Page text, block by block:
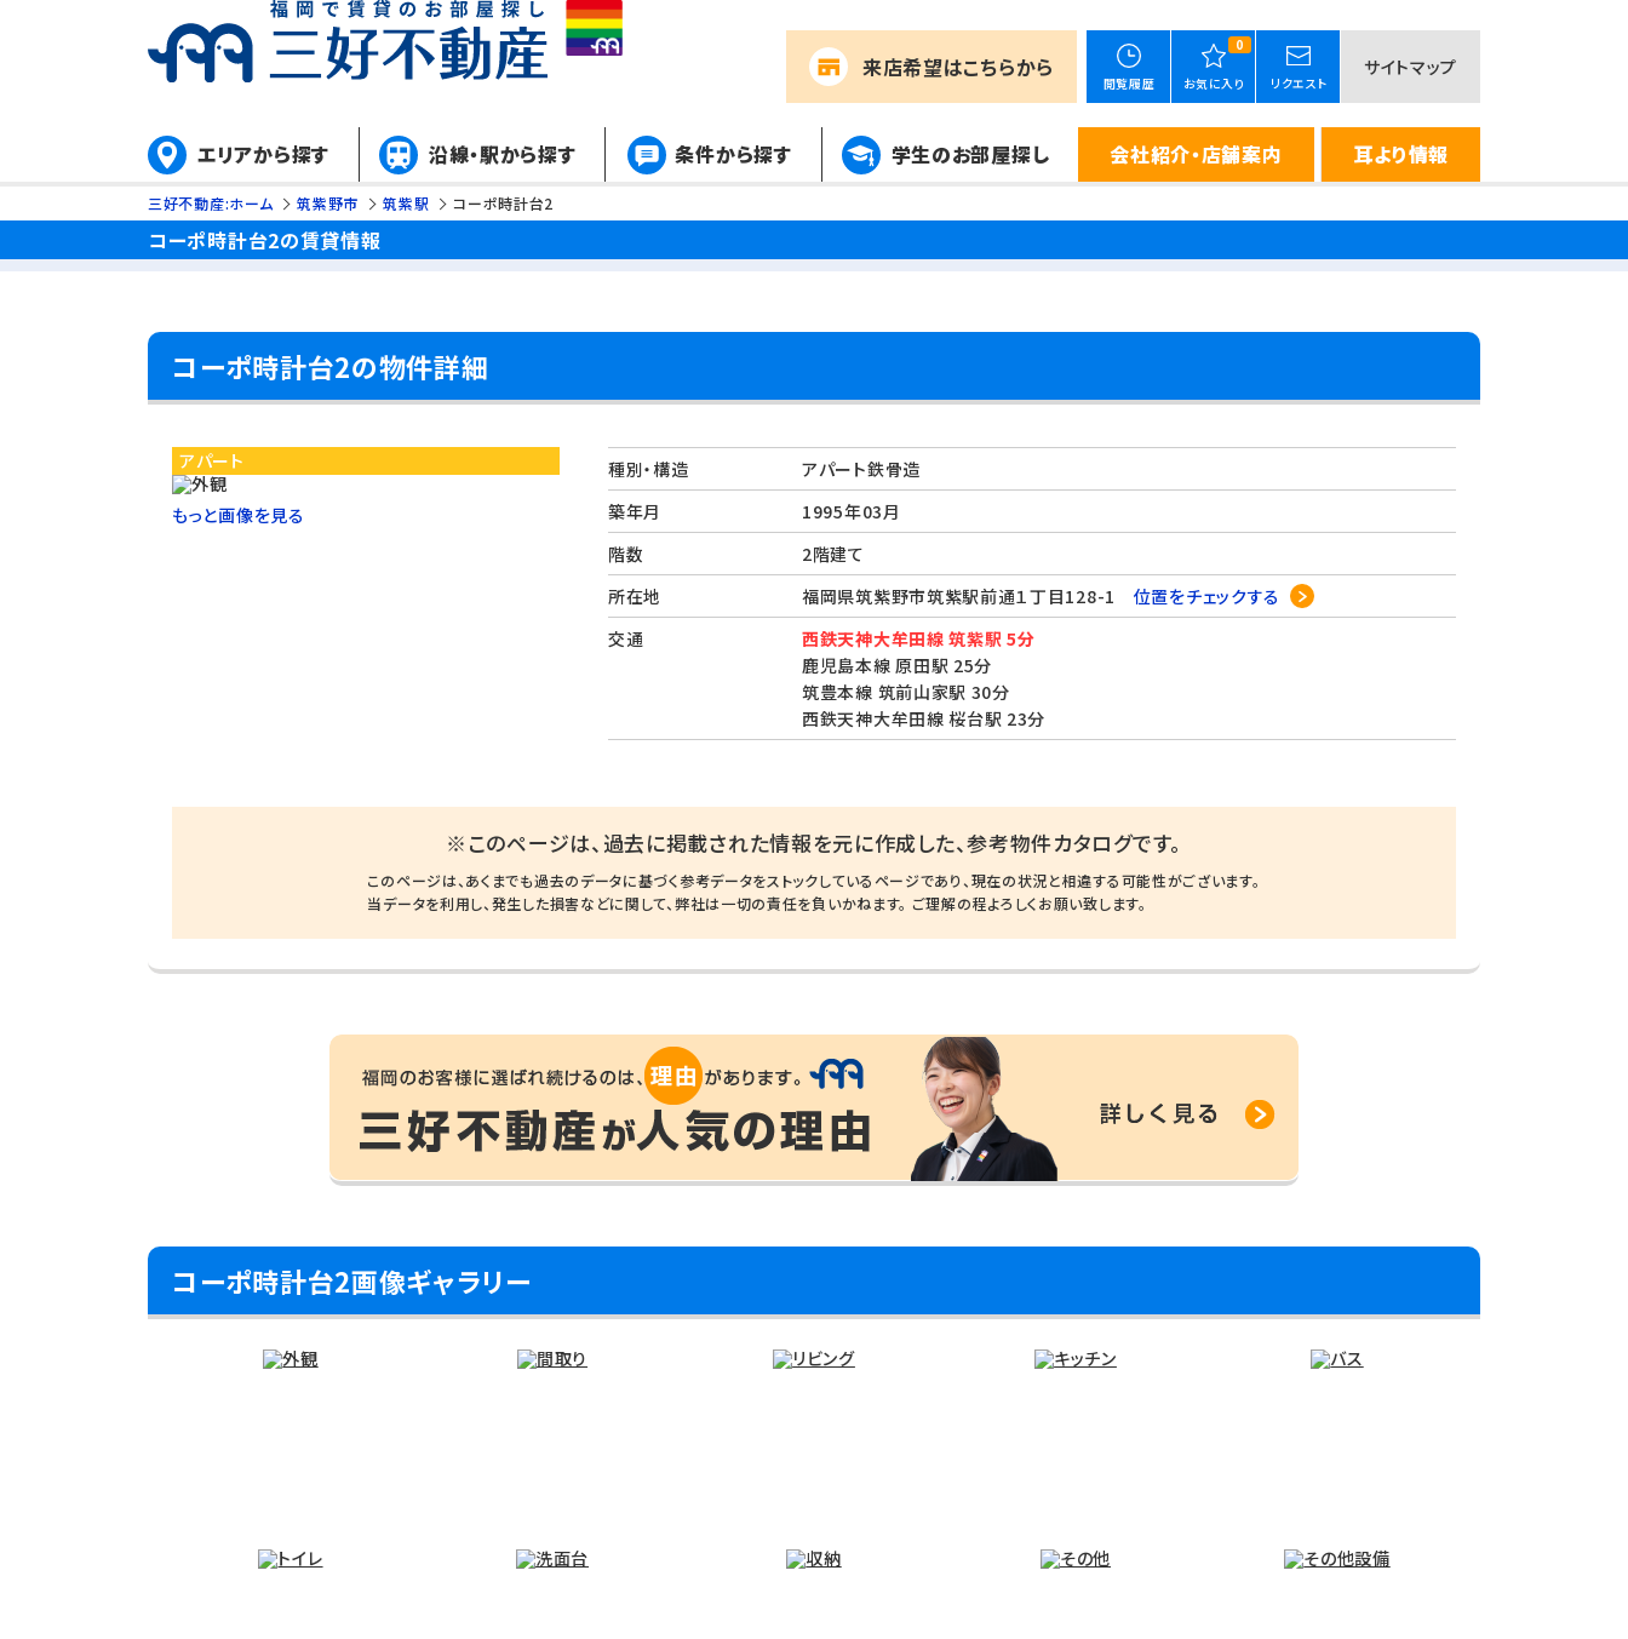
来店希望はこちらから
閲覧履歴
0
お気に入り リクエスト
サイトマップ
エリアから探す 沿線・駅から探す 条件から探す 学生のお部屋探し 会社紹介・店舗案内 耳より情報
三好不動産:ホーム 筑紫野市 筑紫駅 コーポ時計台2
コーポ時計台2の賃貸情報
コーポ時計台2の物件詳細
アパート
もっと画像を見る
種別・構造
アパート鉄骨造
築年月
1995年03月
階数
2階建て
所在地
福岡県筑紫野市筑紫駅前通１丁目128-1 位置をチェックする
交通
西鉄天神大牟田線 筑紫駅 5分
鹿児島本線 原田駅 25分
筑豊本線 筑前山家駅 30分
西鉄天神大牟田線 桜台駅 23分
※このページは、過去に掲載された情報を元に作成した、参考物件カタログです。
このページは、あくまでも過去のデータに基づく参考データをストックしているページであり、現在の状況と相違する可能性がございます。
当データを利用し、発生した損害などに関して、弊社は一切の責任を負いかねます。 ご理解の程よろしくお願い致します。
コーポ時計台2画像ギャラリー